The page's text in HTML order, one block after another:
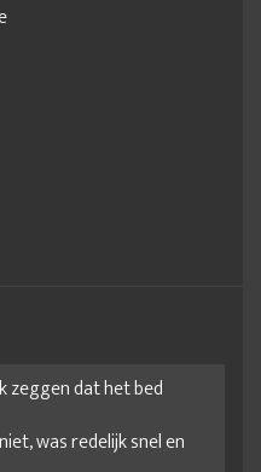
zeggen dat het bed
was redelijk snel en